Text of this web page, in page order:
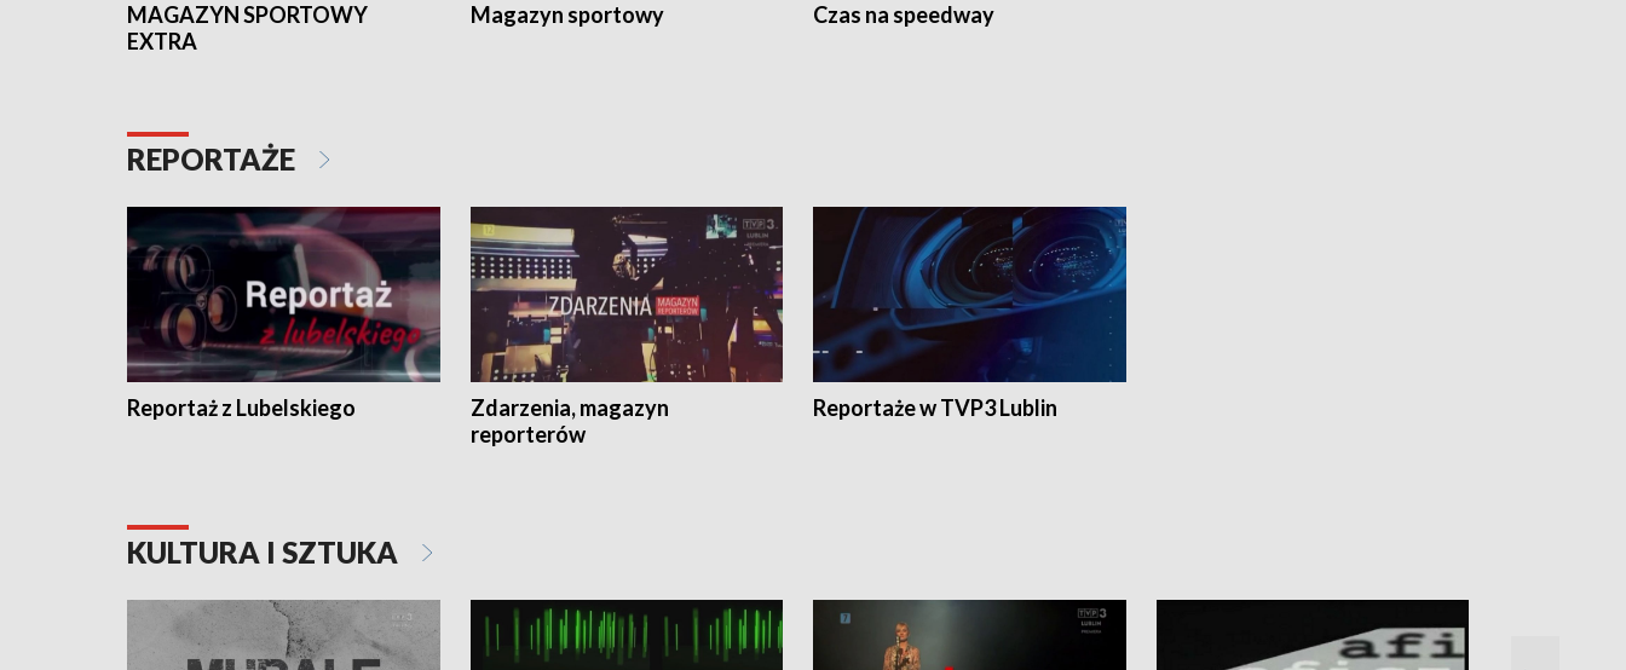
MAGAZYN SPORTOWY
EXTRA
Magazyn sportowy Czas na speedway
REPORTAŻE
Reportaż z Lubelskiego
Zdarzenia, magazyn
reporterów
Reportaże w TVP3 Lublin
KULTURA I SZTUKA